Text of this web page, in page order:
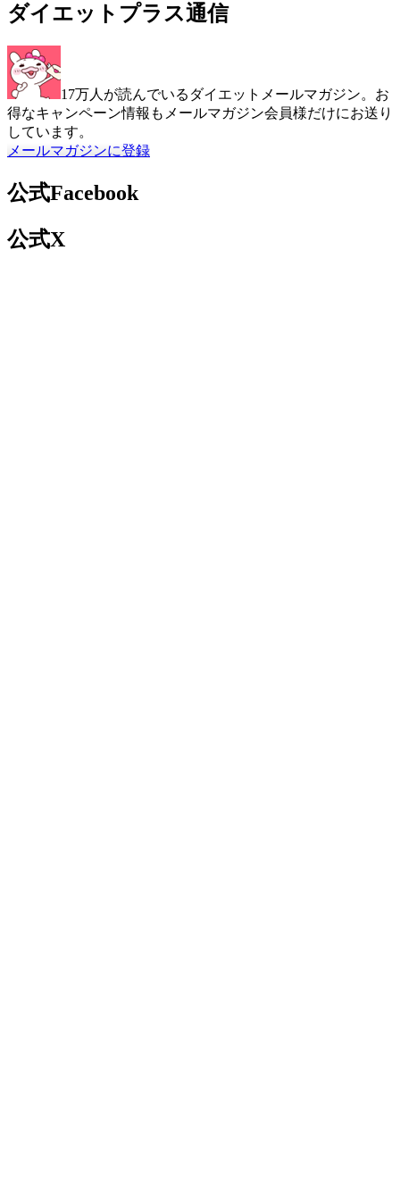
ダイエットプラス通信
17万人が読んでいるダイエットメールマガジン。お
得なキャンペーン情報もメールマガジン会員様だけにお送り
しています。
メールマガジンに登録
公式Facebook
公式X